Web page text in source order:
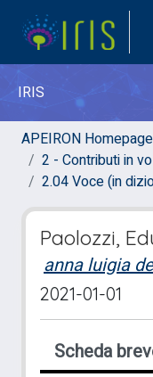
IRIS
APEIRON Homepage
2 - Contributi in
2.04 Voce (in
Paolozzi,
anna luigia
2021-01-01
Scheda